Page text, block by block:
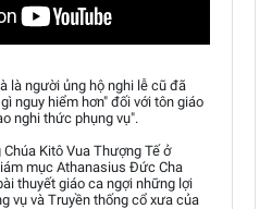
là người ủng hộ nghi lễ cũ đã
nguy hiểm hơn" đối với tôn giáo
nghi thức phụng vụ".
Kitô Vua Thượng Tế ở
mục Athanasius Đức Cha
thuyết giáo ca ngợi những lợi
vụ và Truyền thống cổ xưa của